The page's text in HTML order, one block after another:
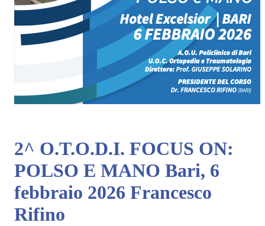
2^ O.T.O.D.I. FOCUS ON:
POLSO E MANO Bari, 6
febbraio 2026 Francesco
Rifino